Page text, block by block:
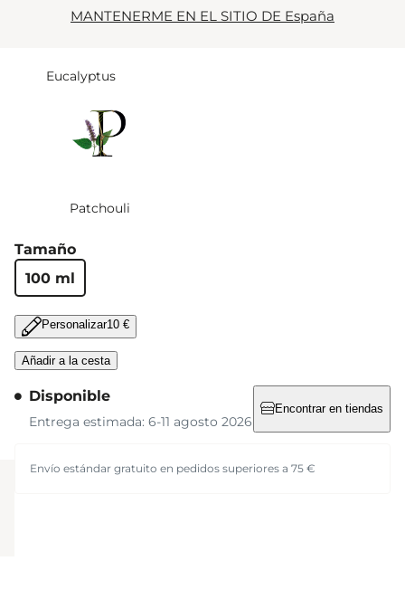
Eucalyptus
Patchouli
Tamaño
100 ml
Personalizar10 €
Añadir a la cesta
Disponible
Entrega estimada: 6-11 agosto 2026
Encontrar en tiendas
Envío estándar gratuito en pedidos superiores a 75 €
MANTENERME EN EL SITIO DE España